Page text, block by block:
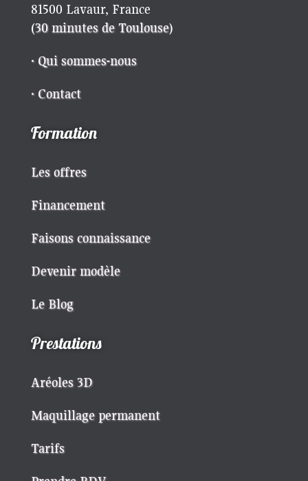
81500 Lavaur, France
(30 minutes de Toulouse)
· Qui sommes-nous
· Contact
Formation
Les offres
Financement
Faisons connaissance
Devenir modèle
Le Blog
Prestations
Aréoles 3D
Maquillage permanent
Tarifs